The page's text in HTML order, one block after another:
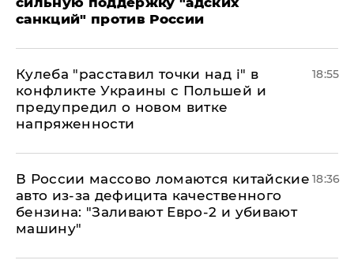
санкций" против России
Кулеба "расставил точки над і" в
конфликте Украины с Польшей и
предупредил о новом витке
напряженности
18:55
В России массово ломаются китайские
авто из-за дефицита качественного
бензина: "Заливают Евро-2 и убивают
машину"
18:36